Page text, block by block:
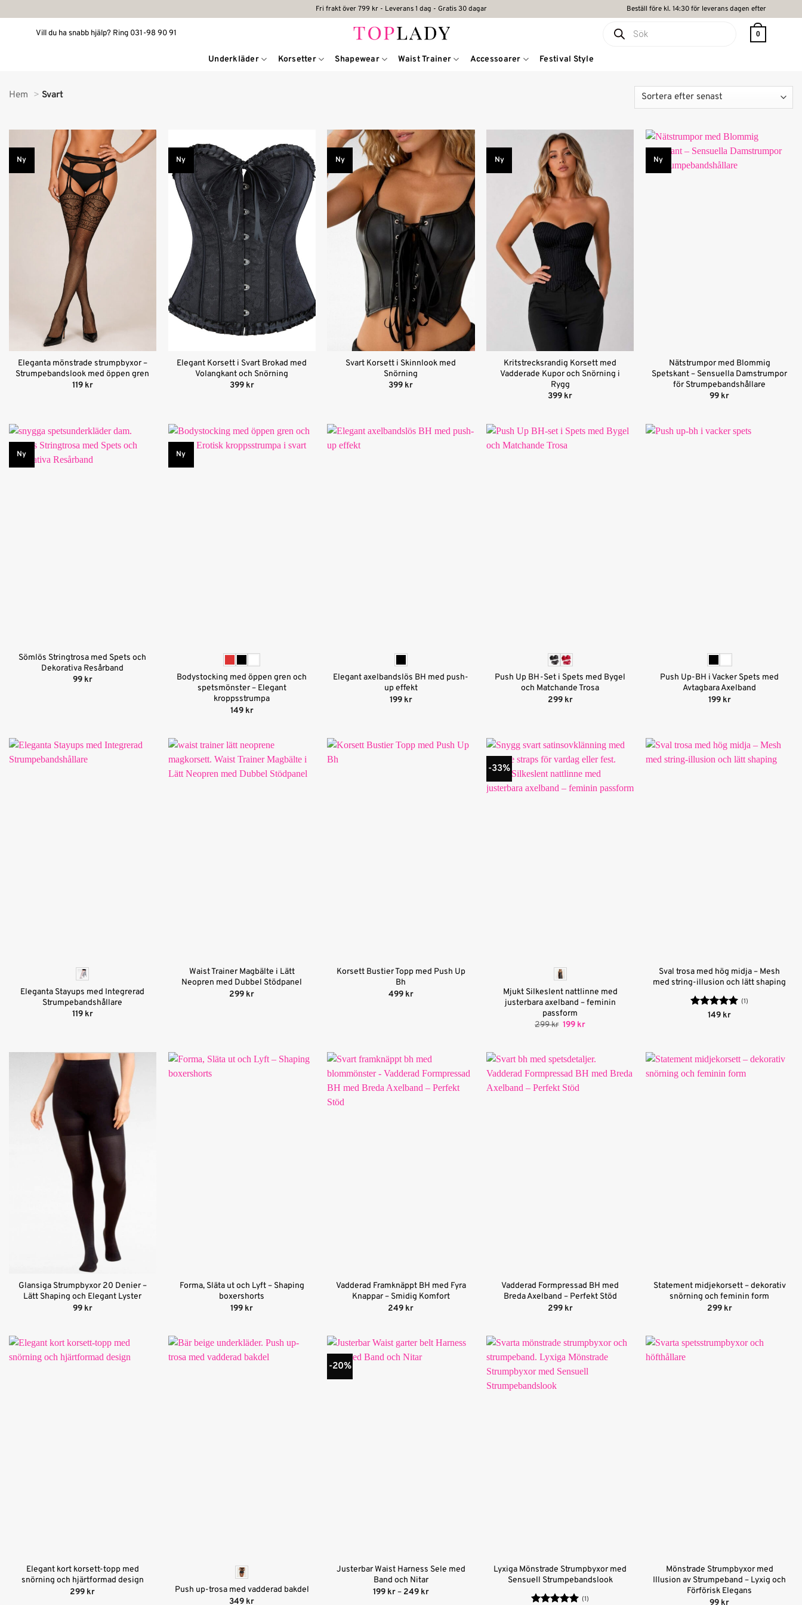
to
Fri frakt över 799 kr - Leverans 1 dag - Gratis 30 dagar Beställ före kl. 14:30 för leverans dagen efter
Vill du ha snabb hjälp? Ring 031-98 90 91 0
Underkläder Korsetter Shapewear Waist Trainer Accessoarer Festival Style
Hem Svart
Ny
Eleganta mönstrade strumpbyxor –
Strumpebandslook med öppen gren
119 kr
Ny
Elegant Korsett i Svart Brokad med
Volangkant och Snörning
399 kr
Ny
Svart Korsett i Skinnlook med
Snörning
399 kr
Ny
Kritstrecksrandig Korsett med
Vadderade Kupor och Snörning i
Rygg
399 kr
Ny
Nätstrumpor med Blommig
Spetskant – Sensuella Damstrumpor
för Strumpebandshållare
99 kr
Ny
Sömlös Stringtrosa med Spets och
Dekorativa Resårband
99 kr
Ny
Bodystocking med öppen gren och
spetsmönster – Elegant
kroppsstrumpa
149 kr
Elegant axelbandslös BH med push-
up effekt
199 kr
Push Up BH-Set i Spets med Bygel
och Matchande Trosa
299 kr
Push Up-BH i Vacker Spets med
Avtagbara Axelband
199 kr
Eleganta Stayups med Integrerad
Strumpebandshållare
119 kr
Waist Trainer Magbälte i Lätt
Neopren med Dubbel Stödpanel
299 kr
Korsett Bustier Topp med Push Up
Bh
499 kr
-33%
Mjukt Silkeslent nattlinne med
justerbara axelband – feminin
passform
299kr Det
299 kr.
199 krDet
199 kr.
Sval trosa med hög midja – Mesh
med string-illusion och lätt shaping
Betygsatt5
(1)
149 kr
Glansiga Strumpbyxor 20 Denier –
Lätt Shaping och Elegant Lyster
99 kr
Forma, Släta ut och Lyft – Shaping
boxershorts
199 kr
Vadderad Framknäppt BH med Fyra
Knappar – Smidig Komfort
249 kr
Vadderad Formpressad BH med
Breda Axelband – Perfekt Stöd
299 kr
Statement midjekorsett – dekorativ
snörning och feminin form
299 kr
Elegant kort korsett-topp med
snörning och hjärtformad design
299 kr
Push up-trosa med vadderad bakdel
349 kr
-20%
Justerbar Waist Harness Sele med
Band och Nitar
199 kr– 249 krPrisintervall:
Lyxiga Mönstrade Strumpbyxor med
Sensuell Strumpebandslook
(1)
Mönstrade Strumpbyxor med
Illusion av Strumpeband – Lyxig och
Förförisk Elegans
99 kr